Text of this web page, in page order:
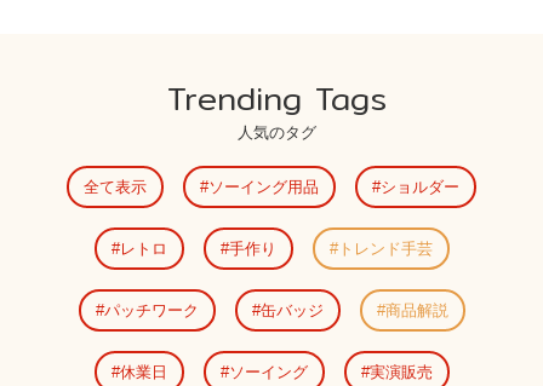
Trending Tags
人気のタグ
全て表示 ソーイング用品 ショルダー
レトロ 手作り トレンド手芸
パッチワーク 缶バッジ 商品解説
休業日 ソーイング 実演販売